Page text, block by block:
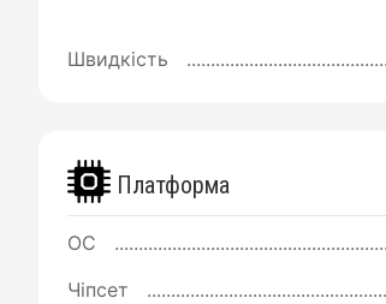
Швидкість
Платформа
ОС
Чіпсет